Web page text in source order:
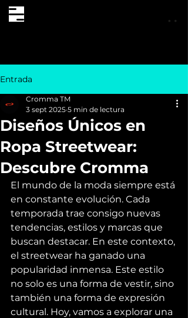
Entrada
Diseños Únicos en
Ropa Streetwear:
Descubre Cromma
Cromma TM
3 sept 2025 5 min de lectura
El mundo de la moda siempre está
en constante evolución. Cada
temporada trae consigo nuevas
tendencias, estilos y marcas que
buscan destacar. En este contexto,
el streetwear ha ganado una
popularidad inmensa. Este estilo
no solo es una forma de vestir, sino
también una forma de expresión
cultural. Hoy, vamos a explorar una